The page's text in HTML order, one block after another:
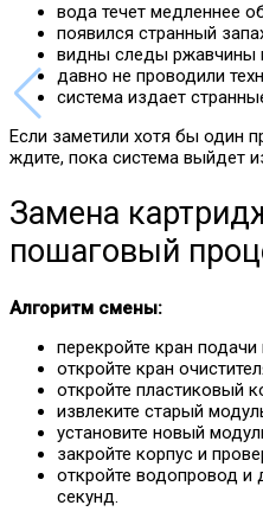
вода течет медленнее
появился странный
видны следы ржавчины
давно не проводили
система издает
Если заметили хотя бы один
ждите, пока система выйдет
Замена
пошаговый
Алгоритм смены:
перекройте кран
откройте кран
откройте пластиковый
извлеките старый
установите новый
закройте корпус и
откройте водопровод и
секунд.